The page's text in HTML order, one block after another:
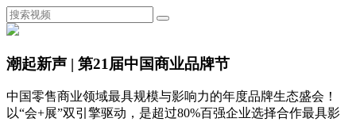
潮起新声 | 第21届中国商业品牌节
中国零售商业领域最具规模与影响力的年度品牌生态盛会！
以“会+展”双引擎驱动，是超过80%百强企业选择合作最具影